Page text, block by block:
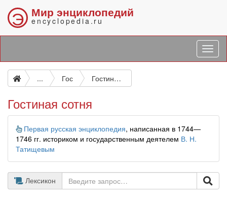
Э Мир энциклопедий
encyclopedia.ru
... Гос Гостиная сотня
Гостиная сотня
Информация
Первая русская энциклопедия, написанная в 1744—
1746 гг. историком и государственным деятелем В. Н.
Татищевым
Лексикон